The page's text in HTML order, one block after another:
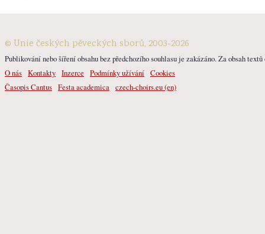
© Unie českých pěveckých sborů, 2003-2026
Publikování nebo šíření obsahu bez předchozího souhlasu je zakázáno. Za obsah
O nás Kontakty Inzerce Podmínky užívání Cookies
Časopis Cantus Festa academica czech-choirs.eu (en)